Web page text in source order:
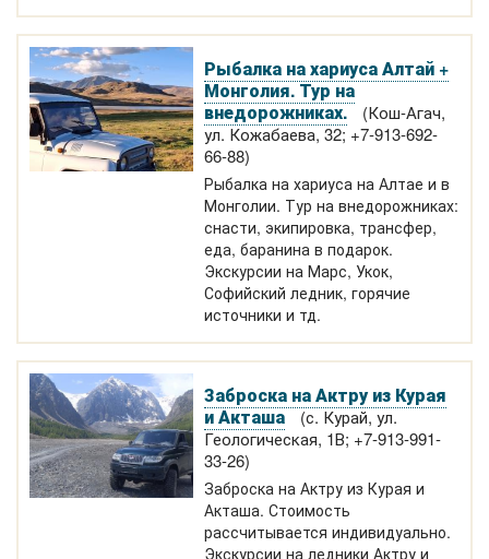
Рыбалка на хариуса Алтай +
Монголия. Тур на
внедорожниках.
(Кош-Агач,
ул. Кожабаева, 32; +7-913-692-
66-88)
Рыбалка на хариуса на Алтае и в
Монголии. Тур на внедорожниках:
снасти, экипировка, трансфер,
еда, баранина в подарок.
Экскурсии на Марс, Укок,
Софийский ледник, горячие
источники и тд.
Заброска на Актру из Курая
и Акташа
(с. Курай, ул.
Геологическая, 1В; +7-913-991-
33-26)
Заброска на Актру из Курая и
Акташа. Стоимость
рассчитывается индивидуально.
Экскурсии на ледники Актру и